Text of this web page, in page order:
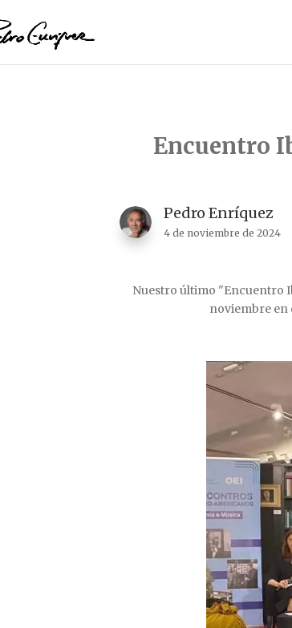
Encuentro
Pedro Enríquez
4 de noviembre de 2024
Nuestro último "Encuentro
noviembre en